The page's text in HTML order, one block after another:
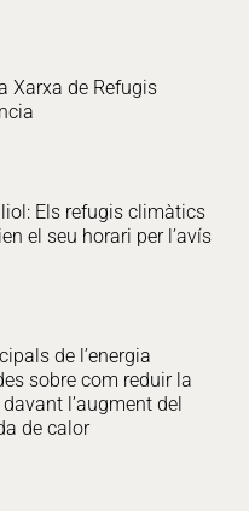
Xarxa de Refugis
Els refugis climàtics
el seu horari per l’avís
de l’energia
sobre com reduir la
l’augment del
de calor